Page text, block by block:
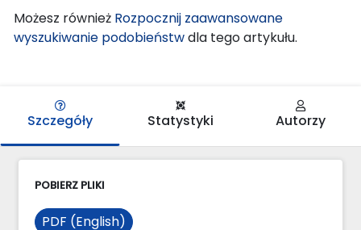
Możesz również Rozpocznij zaawansowane
wyszukiwanie podobieństwdla tego artykułu.
Szczegóły Statystyki Autorzy
POBIERZ PLIKI
PDF (English)